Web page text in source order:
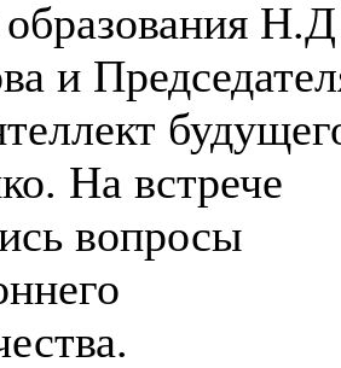
Н.Д
и
На встрече
вопросы